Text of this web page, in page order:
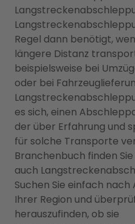
Regel dann benötigt,
längere Distanz
beispielsweise bei
oder bei
es sich, einen
der über Erfahrung und
für solche Transporte
Branchenbuch finden
auch
Suchen Sie einfach
Ihrer Region und
herauszufinden, ob sie